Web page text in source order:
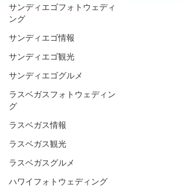
サンディエゴフォトウェディ
ング
サンディエゴ情報
サンディエゴ観光
サンディエゴグルメ
ラスベガスフォトウェディン
グ
ラスベガス情報
ラスベガス観光
ラスベガスグルメ
ハワイフォトウェディング